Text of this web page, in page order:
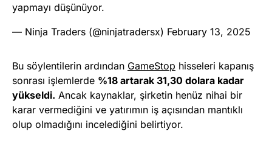
yapmayı düşünüyor.
— Ninja Traders (@ninjatradersx) February 13, 2025
Bu söylentilerin ardından GameStop hisseleri kapanış
sonrası işlemlerde %18 artarak 31,30 dolara kadar
yükseldi. Ancak kaynaklar, şirketin henüz nihai bir
karar vermediğini ve yatırımın iş açısından mantıklı
olup olmadığını incelediğini belirtiyor.